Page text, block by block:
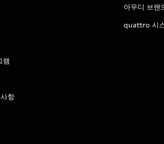
램
항
아우디 브랜
quattro 시